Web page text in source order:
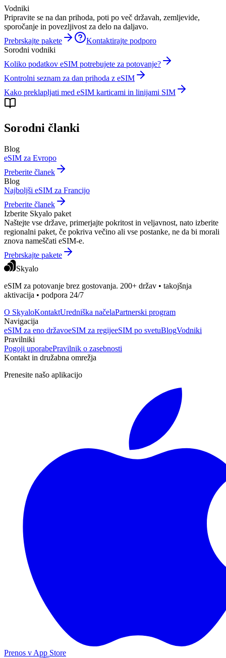
Vodniki
Pripravite se na dan prihoda, poti po več državah, zemljevide,
sporočanje in povezljivost za delo na daljavo.
Prebrskajte pakete
Kontaktirajte podporo
Sorodni vodniki
Koliko podatkov eSIM potrebujete za potovanje?
Kontrolni seznam za dan prihoda z eSIM
Kako preklapljati med eSIM karticami in linijami SIM
Sorodni članki
Blog
eSIM za Evropo
Preberite članek
Blog
Najboljši eSIM za Francijo
Preberite članek
Izberite Skyalo paket
Naštejte vse države, primerjajte pokritost in veljavnost, nato izberite
regionalni paket, če pokriva večino ali vse postanke, ne da bi morali
znova nameščati eSIM-e.
Prebrskajte pakete
Skyalo
eSIM za potovanje brez gostovanja. 200+ držav • takojšnja
aktivacija • podpora 24/7
O SkyaloKontaktUredniška načelaPartnerski program
Navigacija
eSIM za eno državoeSIM za regijeeSIM po svetuBlogVodniki
Pravilniki
Pogoji uporabePravilnik o zasebnosti
Kontakt in družabna omrežja
Prenesite našo aplikacijo
Prenos v App Store